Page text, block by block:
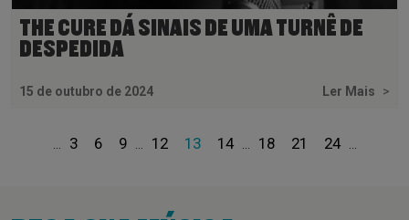
THE CURE DÁ SINAIS DE UMA TURNÊ DE
DESPEDIDA
15 de outubro de 2024 Ler Mais >
3 6 9 12 13 14 18 21 24